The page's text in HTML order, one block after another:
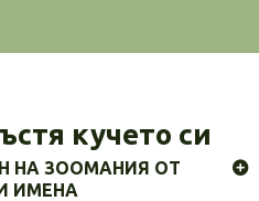
кучето си
НА ЗООМАНИЯ ОТ
ИМЕНА